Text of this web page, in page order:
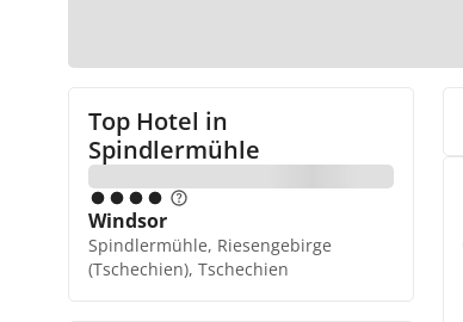
Top Hotel in
Spindlermühle
Windsor
Spindlermühle, Riesengebirge
(Tschechien), Tschechien